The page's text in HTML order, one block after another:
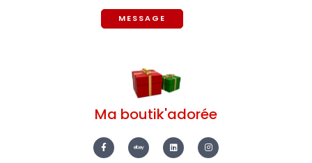
MESSAGE
Ma boutik'adorée
a
c
e
b
a
y
i
n
k
n
s
t